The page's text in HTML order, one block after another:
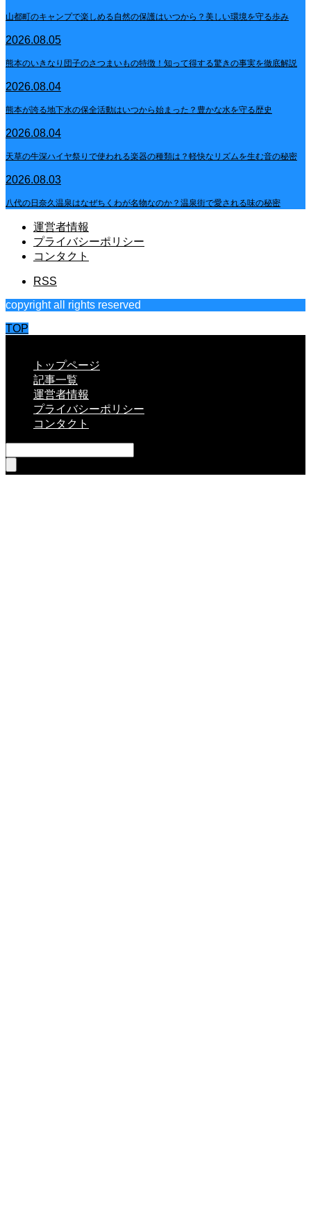
山都町のキャンプで楽しめる自然の保護はいつから？美しい環境を守る歩み
2026.08.05
熊本のいきなり団子のさつまいもの特徴！知って得する驚きの事実を徹底解説
2026.08.04
熊本が誇る地下水の保全活動はいつから始まった？豊かな水を守る歴史
2026.08.04
天草の牛深ハイヤ祭りで使われる楽器の種類は？軽快なリズムを生む音の秘密
2026.08.03
八代の日奈久温泉はなぜちくわが名物なのか？温泉街で愛される味の秘密
運営者情報
プライバシーポリシー
コンタクト
RSS
copyright all rights reserved
TOP
トップページ
記事一覧
運営者情報
プライバシーポリシー
コンタクト